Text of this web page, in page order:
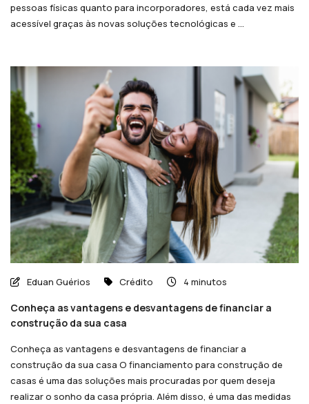
pessoas físicas quanto para incorporadores, está cada vez mais
acessível graças às novas soluções tecnológicas e ...
Eduan Guérios Crédito 4 minutos
Conheça as vantagens e desvantagens de financiar a
construção da sua casa
Conheça as vantagens e desvantagens de financiar a
construção da sua casa O financiamento para construção de
casas é uma das soluções mais procuradas por quem deseja
realizar o sonho da casa própria. Além disso, é uma das medidas